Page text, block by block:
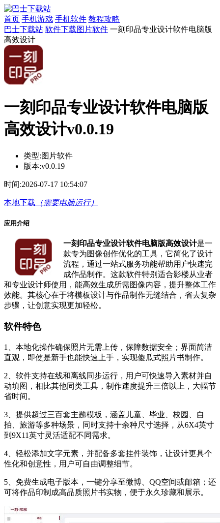
首页 手机游戏 手机软件 教程攻略
巴士下载站 软件下载图片软件 一刻印品专业设计软件电脑版
高效设计
一刻印品专业设计软件电脑版
高效设计v0.0.19
类型:图片软件
版本:v0.0.19
时间:2026-07-17 10:54:07
本地下载 （需要电脑运行）
应用介绍
一刻印品专业设计软件电脑版高效设计是一
款专为图像创作优化的工具，它简化了设计
流程，通过一站式服务功能帮助用户快速完
成作品制作。这款软件特别适合影楼从业者
和专业设计师使用，能高效生成所需图像内容，提升整体工作
效能。其核心在于将模板设计与作品制作无缝结合，省去复杂
步骤，让创意实现更加轻松。
软件特色
1、本地化操作确保照片无需上传，保障数据安全；界面简洁
直观，即使是新手也能快速上手，实现傻瓜式照片书制作。
2、软件支持在线和离线同步运行，用户可快速导入素材并自
动填图，相比其他同类工具，制作速度提升三倍以上，大幅节
省时间。
3、提供超过三百套主题模板，涵盖儿童、毕业、校园、自
拍、旅游等多种场景，同时支持十余种尺寸选择，从6X4英寸
到9X11英寸灵活适配不同需求。
4、轻松添加文字元素，并配备多套挂件装饰，让设计更具个
性化和创意性，用户可自由调整细节。
5、免费生成电子版本，一键分享至微博、QQ空间或邮箱；还
可将作品印制成高品质照片书实物，便于永久珍藏和展示。